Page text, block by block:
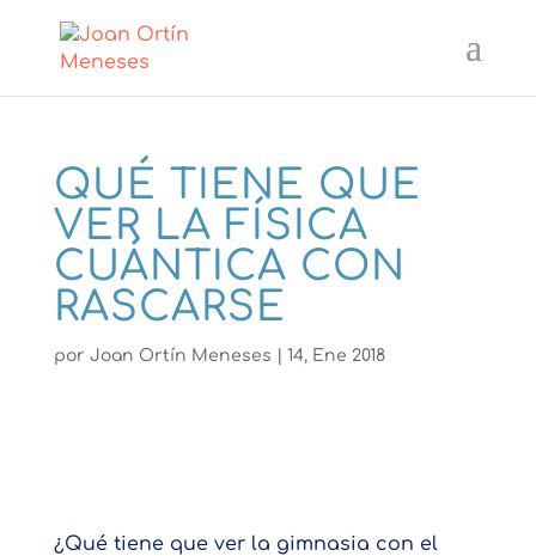
QUÉ TIENE QUE
VER LA FÍSICA
CUÁNTICA CON
RASCARSE
por Joan Ortín Meneses 14, Ene 2018
¿Qué tiene que ver la gimnasia con el